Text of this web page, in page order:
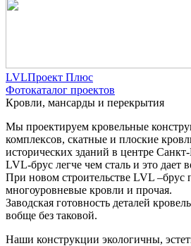
LVLПроект Плюс
Фотокаталог проектов
Кровли, мансарды и перекрытия
Мы проектируем кровельные
комплексов, скатные и плоские
исторических зданий в центре
LVL-брус легче чем сталь и это дает
При новом строительстве LVL –брус
многоуровневые кровли и прочая.
Заводская готовность деталей
вобще без таковой.
Наши конструкции экологичны,